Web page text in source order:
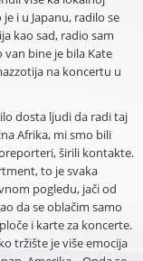
i u Japanu, radilo se
kao sad, radio sam
bine je bila Kate
na koncertu u
dosta ljudi da radi taj
Afrika, mi smo bili
širili kontakte.
to je svaka
pogledu, jači od
da se oblačim samo
i karte za koncerte.
tržište je više emocija